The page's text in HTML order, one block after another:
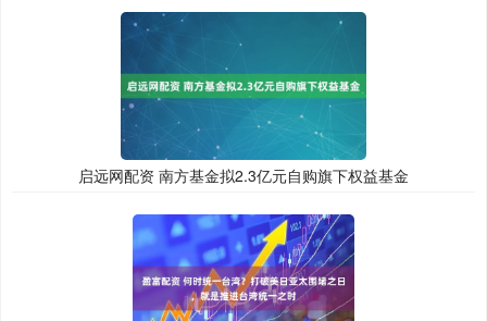
启远网配资 南方基金拟2.3亿元自购旗下权益基金